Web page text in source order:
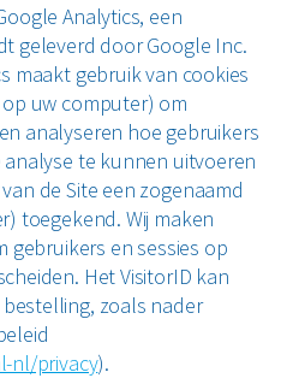
Analytics, een
geleverd door Google Inc.
maakt gebruik van cookies
uw computer) om
analyseren hoe gebruikers
te kunnen uitvoeren
de Site een zogenaamd
toegekend. Wij maken
gebruikers en sessies op
Het VisitorID kan
zoals nader
nl/privacy).